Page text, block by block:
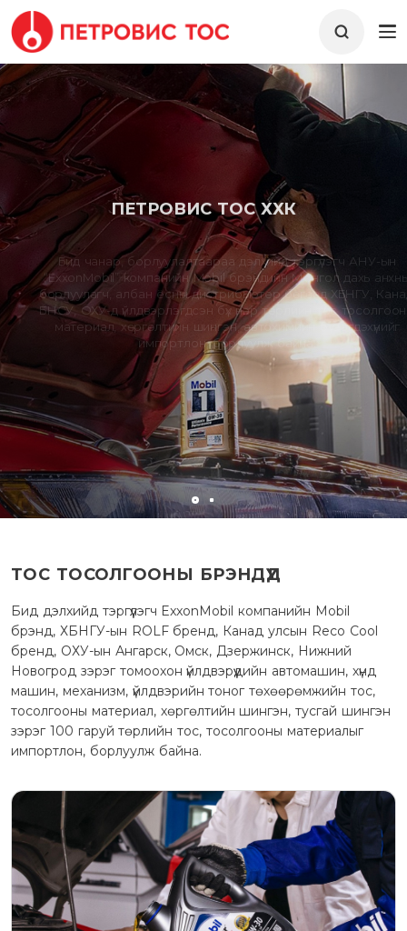
ПЕТРОВИС ТОС ХХК
Бид чанар, борлуулалтаараа дэлхийд тэргүүлэгч АНУ-ын
“ExxonMobil” компанийн Mobil брэндийн Монгол дахь анхны
борлуулагч, албан ёсны дистрибьютер бөгөөд ХБНГУ, Канад,
БНСУ, ОХУ-д үйлдвэрлэгдсэн бүх нэр төрлийн тос тосолгооны
материал, хөргөлтийн шингэн, автохимийн бүтээгдэхүүнийг
импортлон, борлуулж байна.
ТОС ТОСОЛГООНЫ БРЭНДҮҮД
Бид дэлхийд тэргүүлэгч ExxonMobil компанийн Mobil
брэнд, ХБНГУ-ын ROLF бренд, Канад улсын Reco Cool
бренд, ОХУ-ын Ангарск, Омск, Дзержинск, Нижний
Новогрод зэрэг томоохон үйлдвэрүүдийн автомашин, хүнд
машин, механизм, үйлдвэрийн тоног төхөөрөмжийн тос,
тосолгооны материал, хөргөлтийн шингэн, тусгай шингэн
зэрэг 100 гаруй төрлийн тос, тосолгооны материалыг
импортлон, борлуулж байна.